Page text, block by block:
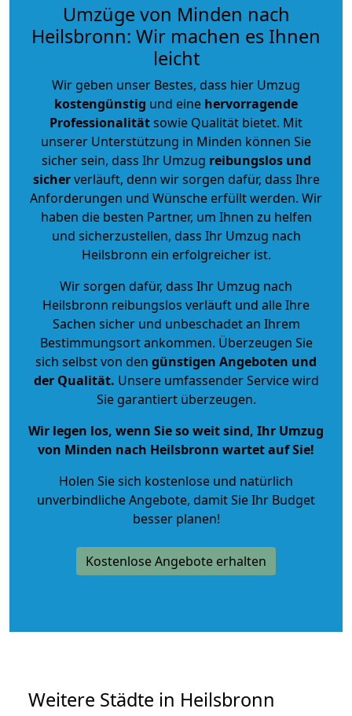
Umzüge von Minden nach
Heilsbronn: Wir machen es Ihnen
leicht
Wir geben unser Bestes, dass hier Umzug
kostengünstig und eine hervorragende
Professionalitätsowie Qualität bietet. Mit
unserer Unterstützung in Minden können Sie
sicher sein, dass Ihr Umzug reibungslos und
sicherverläuft, denn wir sorgen dafür, dass Ihre
Anforderungen und Wünsche erfüllt werden. Wir
haben die besten Partner, um Ihnen zu helfen
und sicherzustellen, dass Ihr Umzug nach
Heilsbronn ein erfolgreicher ist.
Wir sorgen dafür, dass Ihr Umzug nach
Heilsbronn reibungslos verläuft und alle Ihre
Sachen sicher und unbeschadet an Ihrem
Bestimmungsort ankommen. Überzeugen Sie
sich selbst von den günstigen Angeboten und
der Qualität. Unsere umfassender Service wird
Sie garantiert überzeugen.
Wir legen los, wenn Sie so weit sind, Ihr Umzug
von Minden nach Heilsbronn wartet auf Sie!
Holen Sie sich kostenlose und natürlich
unverbindliche Angebote, damit Sie Ihr Budget
besser planen!
Kostenlose Angebote erhalten
Weitere Städte in Heilsbronn